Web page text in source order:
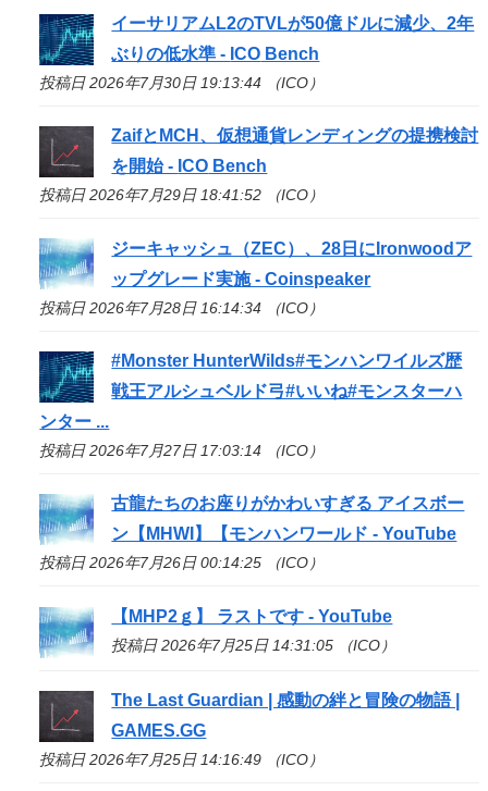
イーサリアムL2のTVLが50億ドルに減少、2年
ぶりの低水準 - ICO Bench
投稿日 2026年7月30日 19:13:44 （ICO）
ZaifとMCH、仮想通貨レンディングの提携検討
を開始 - ICO Bench
投稿日 2026年7月29日 18:41:52 （ICO）
ジーキャッシュ（ZEC）、28日にIronwoodア
ップグレード実施 - Coinspeaker
投稿日 2026年7月28日 16:14:34 （ICO）
#Monster HunterWilds#モンハンワイルズ歴
戦王アルシュベルド弓#いいね#モンスターハ
ンター ...
投稿日 2026年7月27日 17:03:14 （ICO）
古龍たちのお座りがかわいすぎる アイスボー
ン【MHWI】【モンハンワールド - YouTube
投稿日 2026年7月26日 00:14:25 （ICO）
【MHP2ｇ】 ラストです - YouTube
投稿日 2026年7月25日 14:31:05 （ICO）
The Last Guardian | 感動の絆と冒険の物語 |
GAMES.GG
投稿日 2026年7月25日 14:16:49 （ICO）